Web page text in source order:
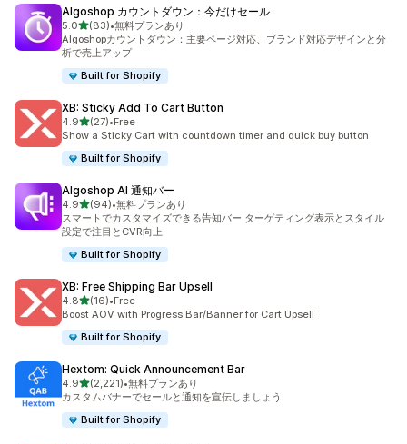
Algoshop カウントダウン：今だけセール
5.05つ星中
(83)
合計レビュー数：83件
•無料プランあり
Algoshopカウントダウン：主要ページ対応、ブランド対応デザインと分
析で売上アップ
Built for Shopify
XB: Sticky Add To Cart Button
4.95つ星中
(27)
合計レビュー数：27件
•Free
Show a Sticky Cart with countdown timer and quick buy button
Built for Shopify
Algoshop AI 通知バー
4.95つ星中
(94)
合計レビュー数：94件
•無料プランあり
スマートでカスタマイズできる告知バー ターゲティング表示とスタイル
設定で注目とCVR向上
Built for Shopify
XB: Free Shipping Bar Upsell
4.85つ星中
(16)
合計レビュー数：16件
•Free
Boost AOV with Progress Bar/Banner for Cart Upsell
Built for Shopify
Hextom: Quick Announcement Bar
4.95つ星中
(2,221)
合計レビュー数：2221件
•無料プランあり
カスタムバナーでセールと通知を宣伝しましょう
Built for Shopify